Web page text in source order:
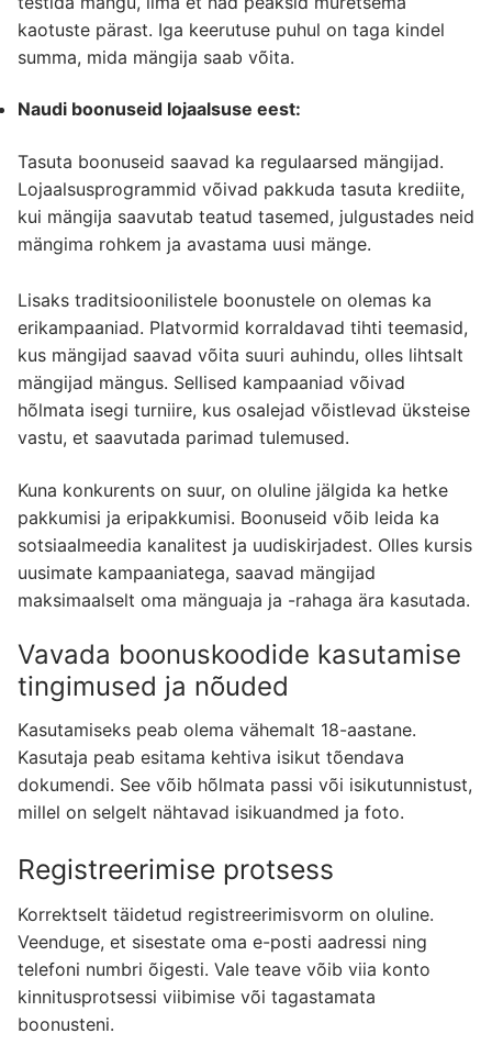
kaotuste pärast. Iga keerutuse puhul on taga kindel
summa, mida mängija saab võita.
Naudi boonuseid lojaalsuse eest:
Tasuta boonuseid saavad ka regulaarsed mängijad.
Lojaalsusprogrammid võivad pakkuda tasuta krediite,
kui mängija saavutab teatud tasemed, julgustades neid
mängima rohkem ja avastama uusi mänge.
Lisaks traditsioonilistele boonustele on olemas ka
erikampaaniad. Platvormid korraldavad tihti teemasid,
kus mängijad saavad võita suuri auhindu, olles lihtsalt
mängijad mängus. Sellised kampaaniad võivad
hõlmata isegi turniire, kus osalejad võistlevad üksteise
vastu, et saavutada parimad tulemused.
Kuna konkurents on suur, on oluline jälgida ka hetke
pakkumisi ja eripakkumisi. Boonuseid võib leida ka
sotsiaalmeedia kanalitest ja uudiskirjadest. Olles kursis
uusimate kampaaniatega, saavad mängijad
maksimaalselt oma mänguaja ja -rahaga ära kasutada.
Vavada boonuskoodide kasutamise
tingimused ja nõuded
Kasutamiseks peab olema vähemalt 18-aastane.
Kasutaja peab esitama kehtiva isikut tõendava
dokumendi. See võib hõlmata passi või isikutunnistust,
millel on selgelt nähtavad isikuandmed ja foto.
Registreerimise protsess
Korrektselt täidetud registreerimisvorm on oluline.
Veenduge, et sisestate oma e-posti aadressi ning
telefoni numbri õigesti. Vale teave võib viia konto
kinnitusprotsessi viibimise või tagastamata
boonusteni.